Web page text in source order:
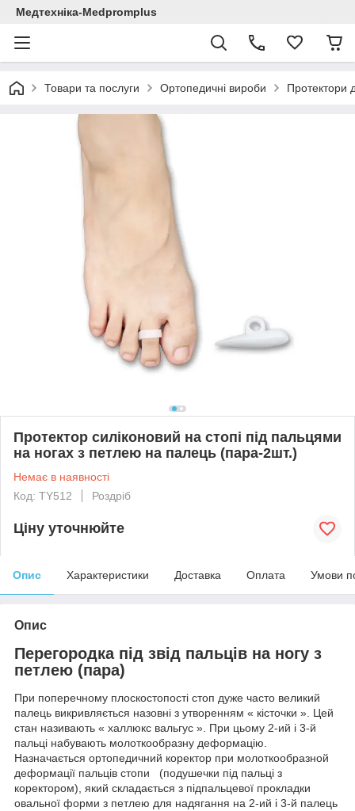
Медтехніка-Medpromplus
Товари та послуги Ортопедичні вироби Протектори
Протектор силіконовий на стопі під пальцями
на ногах з петлею на палець (пара-2шт.)
Немає в наявності
Код: TY512
Роздріб
Ціну уточнюйте
Опис Характеристики Доставка Оплата Умови
Опис
Перегородка під звід пальців на ногу з
петлею (пара)
При поперечному плоскостопості стоп дуже часто великий
палець викривляється назовні з утворенням « кісточки ». Цей
стан називають « халлюкс вальгус ». При цьому 2-ий і 3-й
пальці набувають молоткообразну деформацію.
Назначається ортопедичний коректор при молоткообразной
деформації пальців стопи (подушечки під пальці з
коректором), який складається з підпальцевої прокладки
овальної форми з петлею для надягання на 2-ий і 3-й палець